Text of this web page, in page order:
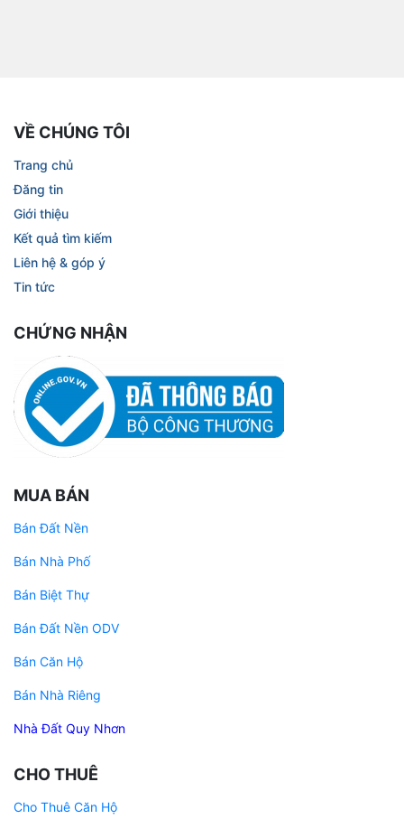
VỀ CHÚNG TÔI
Trang chủ
Đăng tin
Giới thiệu
Kết quả tìm kiếm
Liên hệ & góp ý
Tin tức
CHỨNG NHẬN
MUA BÁN
Bán Đất Nền
Bán Nhà Phố
Bán Biệt Thự
Bán Đất Nền ODV
Bán Căn Hộ
Bán Nhà Riêng
Nhà Đất Quy Nhơn
CHO THUÊ
Cho Thuê Căn Hộ